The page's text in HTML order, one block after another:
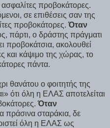
ασφαλίτες προβοκάτορες.
σε επιθέσεις σαν της
προβοκάτορες.Όταν
πάρτι, ο δράστης πράγματι
προβοκάτσια, ακολουθεί
και κάψιμο της χώρας, το
πάντα.
θανάτου ο φοιτητής της
ότι όλη η ΕΛΑΣ αποτελείται
Όταν
πράσινα σταράκια, δε
όλη η ΕΛΑΣ ως